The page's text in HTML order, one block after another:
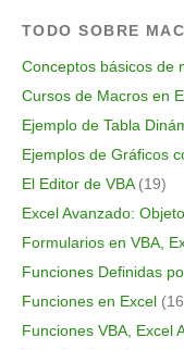
TODO SOBRE
Conceptos básicos de
Cursos de Macros en
Ejemplo de Tabla
Ejemplos de Gráficos
El Editor de VBA(19)
Excel Avanzado:
Formularios en VBA,
Funciones Definidas
Funciones en Excel
Funciones VBA, Excel